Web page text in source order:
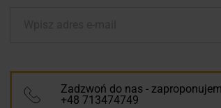
Zadzwoń do nas -
+48 713474749